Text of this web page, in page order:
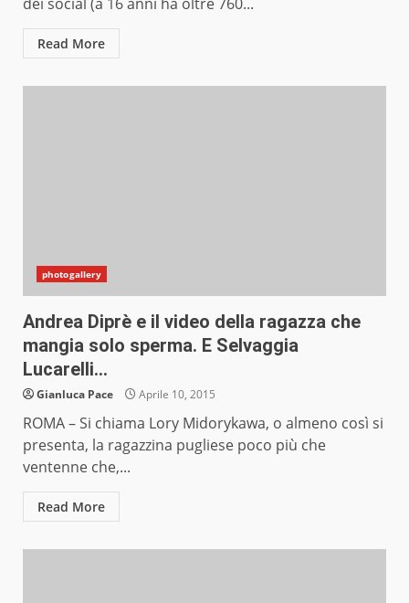
Read More
photogallery
Andrea Diprè e il video della ragazza che
mangia solo sperma. E Selvaggia
Lucarelli…
Gianluca Pace Aprile 10, 2015
ROMA – Si chiama Lory Midorykawa, o almeno così si
presenta, la ragazzina pugliese poco più che
ventenne che,...
Read More